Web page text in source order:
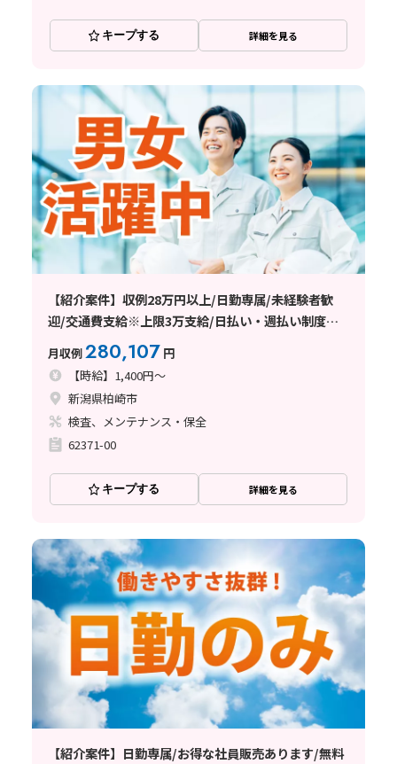
キープする 詳細を見る
【紹介案件】収例28万円以上/日勤専属/未経験者歓
迎/交通費支給※上限3万支給/日払い・週払い制度あ
月収例280,107 円
【時給】1,400円～
新潟県柏崎市
検査、メンテナンス・保全
62371-00
キープする 詳細を見る
【紹介案件】日勤専属/お得な社員販売あります/無料